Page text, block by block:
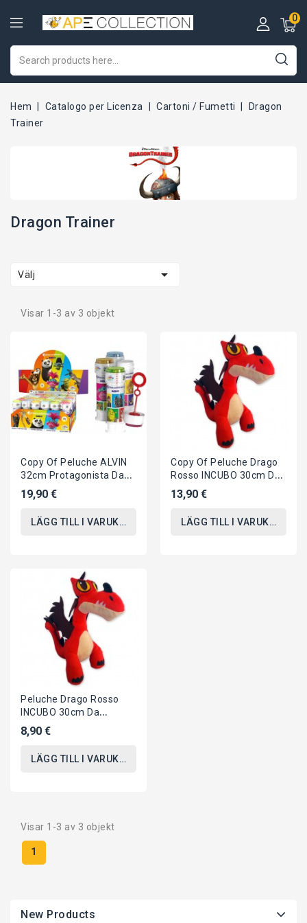
0
Hem Catalogo per Licenza Cartoni / Fumetti
Dragon
Trainer
Dragon Trainer
Välj 
Visar 1-3 av 3 objekt
Copy Of Peluche ALVIN
32cm Protagonista Da
ALVIN SUPERSTAR
Originale WhiteHouse
19,90 €
LÄGG TILL I VARUKORGEN
Copy Of Peluche Drago
Rosso INCUBO 30cm Da
DRAGON TRAINER 3 Film
2019...
13,90 €
LÄGG TILL I VARUKORGEN
Peluche Drago Rosso
INCUBO 30cm Da
DRAGON TRAINER 3 Film
2019 ORIGINALE
Dragons
8,90 €
LÄGG TILL I VARUKORGEN
Visar 1-3 av 3 objekt
1
New Products